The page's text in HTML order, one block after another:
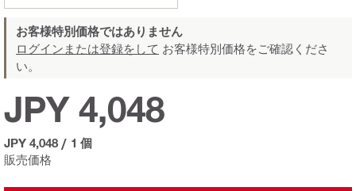
お客様特別価格ではありません
ログインまたは登録をして お客様特別価格をご確認くださ
い。
販売価格
JPY 4,048
JPY 4,048 / 1 個